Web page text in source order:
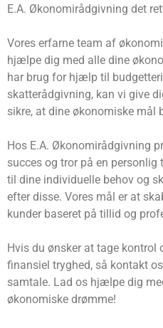
E.A. Økonomirådgivning det
Vores erfarne team af
hjælpe dig med alle dine
har brug for hjælp til
skatterådgivning, kan vi give
sikre, at dine økonomiske mål
Hos E.A. Økonomirådgivning
succes og tror på en
til dine individuelle behov og
efter disse. Vores mål er at
kunder baseret på tillid og
Hvis du ønsker at tage kontrol
finansiel tryghed, så kontakt
samtale. Lad os hjælpe dig
økonomiske drømme!